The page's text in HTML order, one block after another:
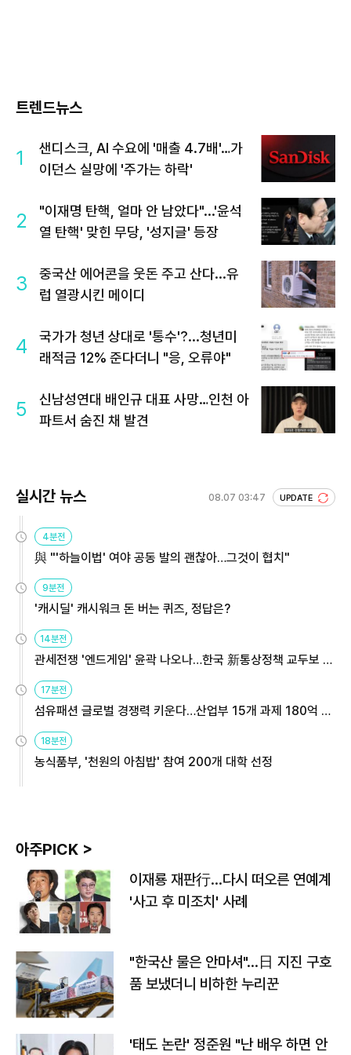
트렌드뉴스
1
샌디스크, AI 수요에 '매출 4.7배'…가
이던스 실망에 '주가는 하락'
2
"이재명 탄핵, 얼마 안 남았다"...'윤석
열 탄핵' 맞힌 무당, '성지글' 등장
3
중국산 에어콘을 웃돈 주고 산다...유
럽 열광시킨 메이디
4
국가가 청년 상대로 '통수'?...청년미
래적금 12% 준다더니 "응, 오류야"
5
신남성연대 배인규 대표 사망…인천 아
파트서 숨진 채 발견
실시간 뉴스 08.07 03:47 UPDATE
4분전
與 "'하늘이법' 여야 공동 발의 괜찮아…그것이 협치"
9분전
'캐시딜' 캐시워크 돈 버는 퀴즈, 정답은?
14분전
관세전쟁 '엔드게임' 윤곽 나오나…한국 新통상정책 교두보 활
17분전
섬유패션 글로벌 경쟁력 키운다…산업부 15개 과제 180억 지
18분전
농식품부, '천원의 아침밥' 참여 200개 대학 선정
아주PICK >
이재룡 재판行…다시 떠오른 연예계
'사고 후 미조치' 사례
"한국산 물은 안마셔"…日 지진 구호
품 보냈더니 비하한 누리꾼
'태도 논란' 정준원 "난 배우 하면 안